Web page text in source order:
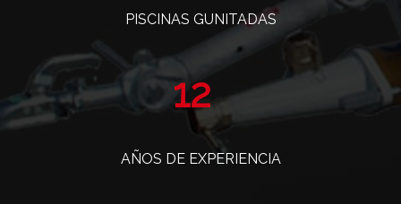
PISCINAS GUNITADAS
14
AÑOS DE EXPERIENCIA